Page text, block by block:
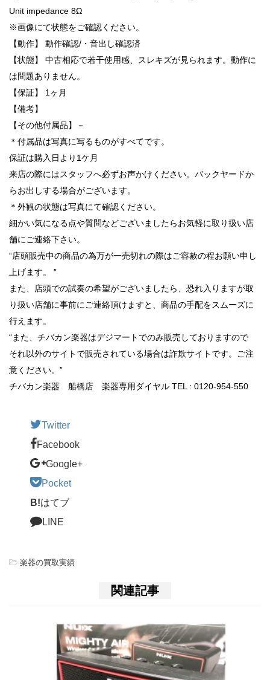
Unit impedance 8Ω
※画像にて状態をご確認ください。
【動作】 動作確認/・音出し確認済
【状態】 中古相応で若干使用感、スレキズが見られます。動作に
は問題ありません。
【保証】 1ヶ月
【備考】
【その他付属品】－
＊付属品は写真に写るものがすべてです。
保証は購入日より1ケ月
来店の際にはスタッフへ必ずお声かけください。バックヤードか
らお出しする場合がございます。
＊外観の状態は写真にて確認ください。
細かい気になる点や質問などございましたらお気軽に取り扱い店
舗にご連絡下さい。
“店頭販売中の商品の為万が一売切れの際はご容赦の程お願い申し
上げます。 ”
また、店頭での試奏の希望がございましたら、恐れ入りますが取
り扱い店舗に事前にご連絡頂けますと、商品の手配をスムーズに
行えます。
“また、チバカン楽器はデジマートでのみ販売しておりますので
それ以外のサイトで販売されている場合は詐欺サイトです。ご注
意ください。”
チバカン楽器 船橋店 楽器専用ダイヤル TEL : 0120-954-550
Twitter
Facebook
Google+
Pocket
B!はてブ
LINE
-楽器の買取実績
関連記事